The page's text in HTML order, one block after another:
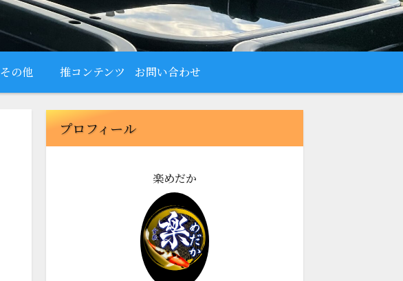
その他 推コンテンツ お問い合わせ
プロフィール
楽めだか